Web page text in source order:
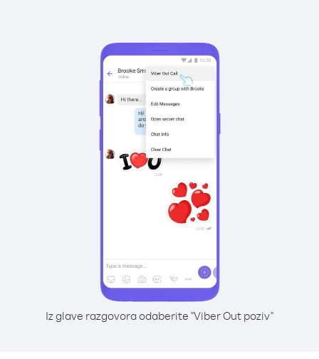
Iz glave razgovora odaberite "Viber Out poziv"